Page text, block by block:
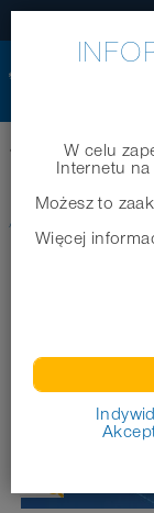
Home | Produkty |
AIRDUC ®
W celu
Internetu
Możesz to
Więcej